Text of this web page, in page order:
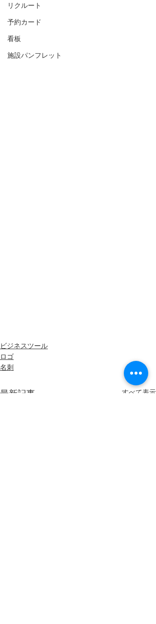
リクルート
予約カード
看板
施設パンフレット
ビジネスツール
ロゴ
名刺
最新記事 すべて表示